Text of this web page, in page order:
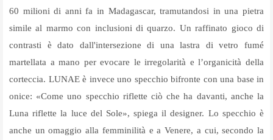
60 milioni di anni fa in Madagascar, tramutandosi in una pietra
simile al marmo con inclusioni di quarzo. Un raffinato gioco di
contrasti è dato dall'intersezione di una lastra di vetro fumé
martellata a mano per evocare le irregolarità e l’organicità della
corteccia. LUNAE è invece uno specchio bifronte con una base in
onice: «Come uno specchio riflette ciò che ha davanti, anche la
Luna riflette la luce del Sole», spiega il designer. Lo specchio è
anche un omaggio alla femminilità e a Venere, a cui, secondo la